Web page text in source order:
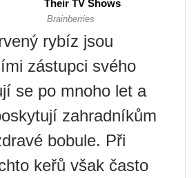
rybíz jsou
zástupci svého
se po mnoho let a
zahradníkům
bobule. Při
keřů však často